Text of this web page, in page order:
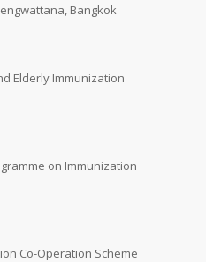
Bangkok
Elderly Immunization
on Immunization
Co-Operation Scheme